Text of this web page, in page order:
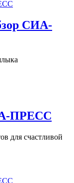
СИА-
ПРЕСС
для счастливой